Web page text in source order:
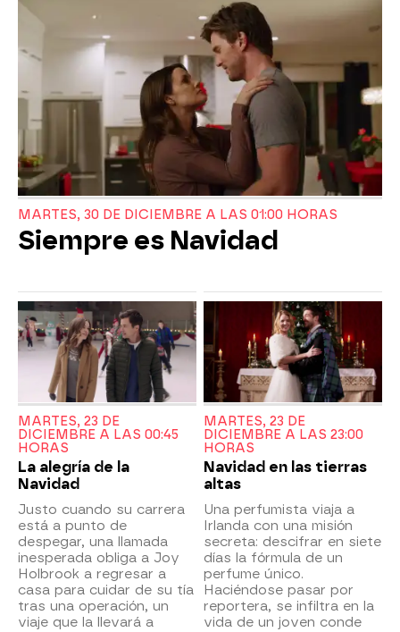
MARTES, 30 DE DICIEMBRE A LAS 01:00 HORAS
Siempre es Navidad
MARTES, 23 DE
DICIEMBRE A LAS 00:45
HORAS
La alegría de la
Navidad
Justo cuando su carrera
está a punto de
despegar, una llamada
inesperada obliga a Joy
Holbrook a regresar a
casa para cuidar de su tía
tras una operación, un
viaje que la llevará a
MARTES, 23 DE
DICIEMBRE A LAS 23:00
HORAS
Navidad en las tierras
altas
Una perfumista viaja a
Irlanda con una misión
secreta: descifrar en siete
días la fórmula de un
perfume único.
Haciéndose pasar por
reportera, se infiltra en la
vida de un joven conde